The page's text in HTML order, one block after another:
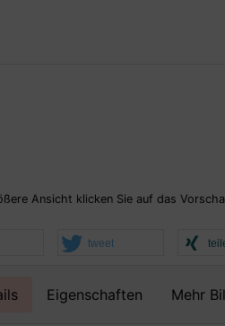
Ansicht klicken Sie auf das
tweet
Eigenschaften Mehr